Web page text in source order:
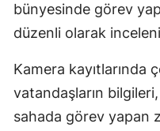
bünyesinde görev
düzenli olarak
Kamera kayıtlarında
vatandaşların bilgileri,
sahada görev yapan